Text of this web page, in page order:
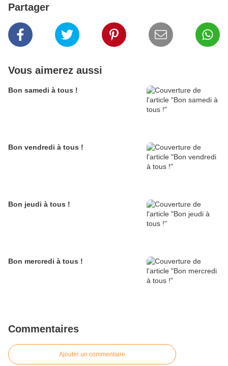
Partager
Vous aimerez aussi
Bon samedi à tous !
Bon vendredi à tous !
Bon jeudi à tous !
Bon mercredi à tous !
Commentaires
Ajouter un commentaire